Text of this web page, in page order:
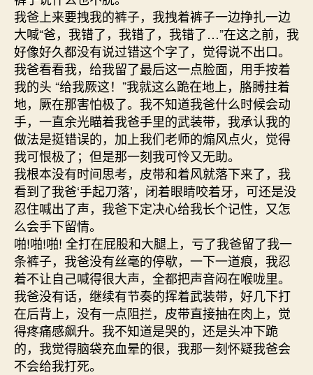
我爸上来要拽我的裤子，我拽着裤子一边挣扎一边
大喊“爸，我错了，我错了，我错了…”在这之前，我
好像好久都没有说过错这个字了，觉得说不出口。
我爸看看我，给我留了最后这一点脸面，用手按着
我的头 “给我厥这！”我就这么跪在地上，胳膊拄着
地，厥在那害怕极了。我不知道我爸什么时候会动
手，一直余光瞄着我爸手里的武装带，我承认我的
做法是挺错误的，加上我们老师的煽风点火，觉得
我可恨极了；但是那一刻我可怜又无助。
我根本没有时间思考，皮带和着风就落下来了，我
看到了我爸‘手起刀落’，闭着眼睛咬着牙，可还是没
忍住喊出了声，我爸下定决心给我长个记性，又怎
么会手下留情。
啪!啪!啪! 全打在屁股和大腿上，亏了我爸留了我一
条裤子，我爸没有丝毫的停歇，一下一道痕，我忍
着不让自己喊得很大声，全都把声音闷在喉咙里。
我爸没有话，继续有节奏的挥着武装带，好几下打
在后背上，没有一点阻拦，皮带直接抽在肉上，觉
得疼痛感飙升。我不知道是哭的，还是头冲下跪
的，我觉得脑袋充血晕的很，我那一刻怀疑我爸会
不会给我打死。